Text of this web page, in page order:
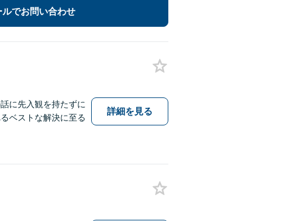
ルでお問い合わせ
に先入観を持たずに
ベストな解決に至る
詳細を見る